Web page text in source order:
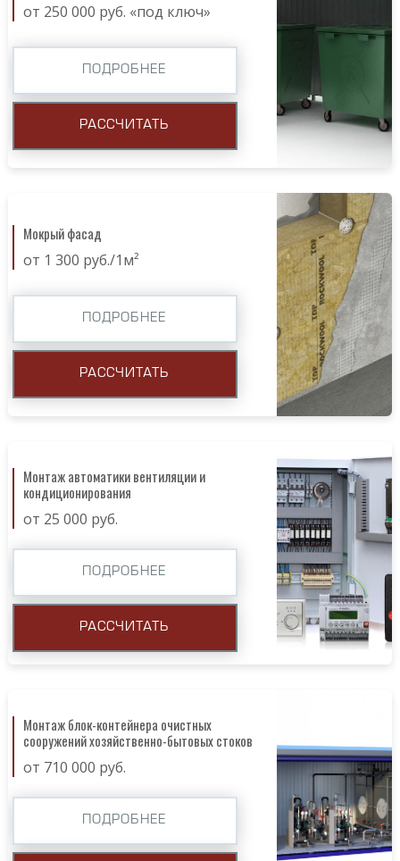
от 250 000 руб. «под ключ»
ПОДРОБНЕЕ
РАССЧИТАТЬ
Мокрый фасад
от 1 300 руб./1м²
ПОДРОБНЕЕ
РАССЧИТАТЬ
Монтаж автоматики вентиляции и
кондиционирования
от 25 000 руб.
ПОДРОБНЕЕ
РАССЧИТАТЬ
Монтаж блок-контейнера очистных
сооружений хозяйственно-бытовых стоков
от 710 000 руб.
ПОДРОБНЕЕ